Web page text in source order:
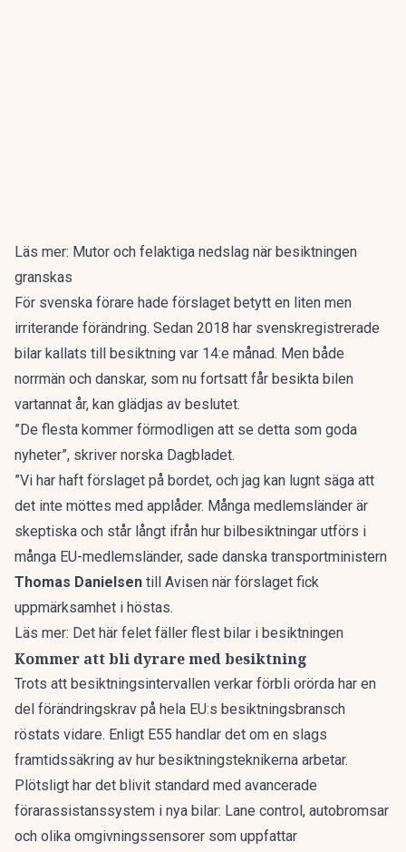
Läs mer: Mutor och felaktiga nedslag när besiktningen
granskas
För svenska förare hade förslaget betytt en liten men
irriterande förändring. Sedan 2018 har svenskregistrerade
bilar kallats till besiktning var 14:e månad. Men både
norrmän och danskar, som nu fortsatt får besikta bilen
vartannat år, kan glädjas av beslutet.
”De flesta kommer förmodligen att se detta som goda
nyheter”, skriver norska Dagbladet.
”Vi har haft förslaget på bordet, och jag kan lugnt säga att
det inte möttes med applåder. Många medlemsländer är
skeptiska och står långt ifrån hur bilbesiktningar utförs i
många EU-medlemsländer, sade danska transportministern
Thomas Danielsen till Avisen när förslaget fick
uppmärksamhet i höstas.
Läs mer: Det här felet fäller flest bilar i besiktningen
Kommer att bli dyrare med besiktning
Trots att besiktningsintervallen verkar förbli orörda har en
del förändringskrav på hela EU:s besiktningsbransch
röstats vidare. Enligt E55 handlar det om en slags
framtidssäkring av hur besiktningsteknikerna arbetar.
Plötsligt har det blivit standard med avancerade
förarassistanssystem i nya bilar: Lane control, autobromsar
och olika omgivningssensorer som uppfattar